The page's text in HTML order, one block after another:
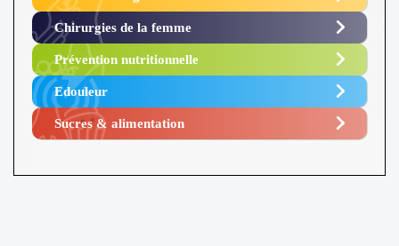
Chirurgies de la femme
Prévention nutritionnelle
Edouleur​
Sucres & alimentation​